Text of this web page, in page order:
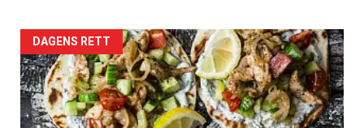
Forsiden
akkurat
nå
DAGENS RETT